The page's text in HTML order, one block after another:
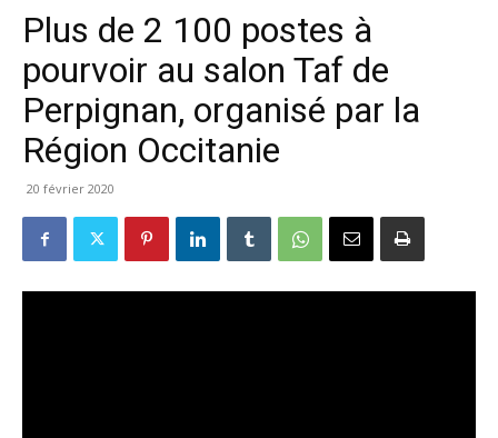
Plus de 2 100 postes à
pourvoir au salon Taf de
Perpignan, organisé par la
Région Occitanie
20 février 2020